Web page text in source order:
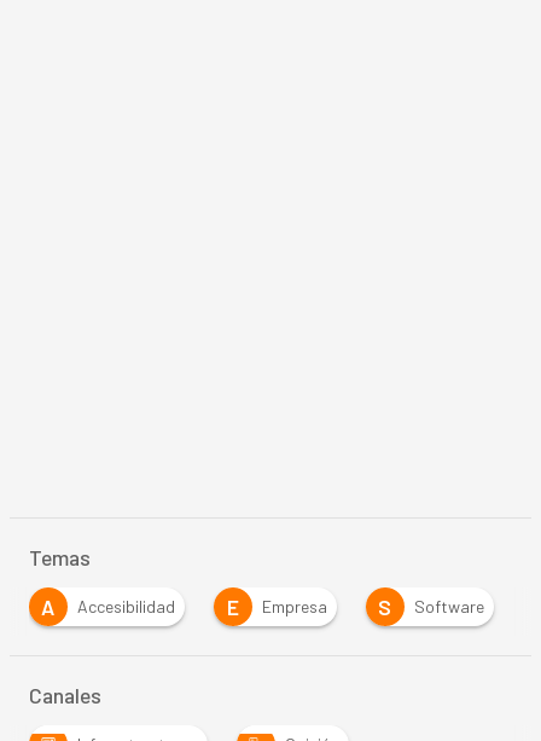
Temas
A
Accesibilidad E Empresa S Software
Canales